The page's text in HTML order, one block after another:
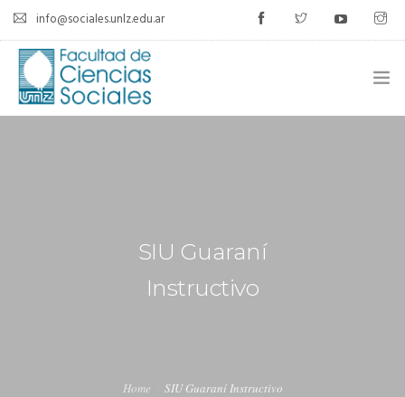
info@sociales.unlz.edu.ar
CALENDARIO ACADÉMICOSIU Guaraní
Instructivo
Home SIU Guaraní Instructivo